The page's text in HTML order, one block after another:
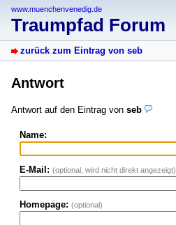
www.muenchenvenedig.de
Traumpfad Forum
zurück zum Eintrag von seb
Antwort
Antwort auf den Eintrag von seb
Name:
E-Mail: (optional, wird nicht direkt angezeigt)
Homepage: (optional)